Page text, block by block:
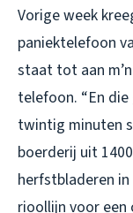
Vorige week
paniektelefoon
staat tot aan
telefoon. “En
twintig minuten
boerderij uit
herfstbladeren
rioollijn voor